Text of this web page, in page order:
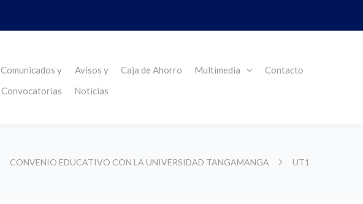
Comunicados y
Convocatorias
Avisos y
Noticias
Caja de Ahorro Multimedia Contacto
CONVENIO EDUCATIVO CON LA UNIVERSIDAD TANGAMANGA UT1